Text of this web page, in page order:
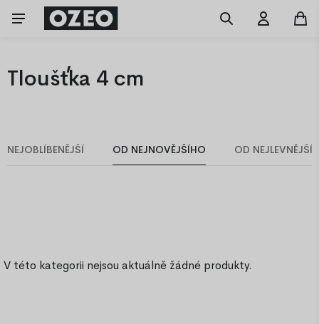
Tloušťka 4 cm
NEJOBLÍBENĚJŠÍ OD NEJNOVĚJŠÍHO OD
V této kategorii nejsou aktuálně žádné produkty.